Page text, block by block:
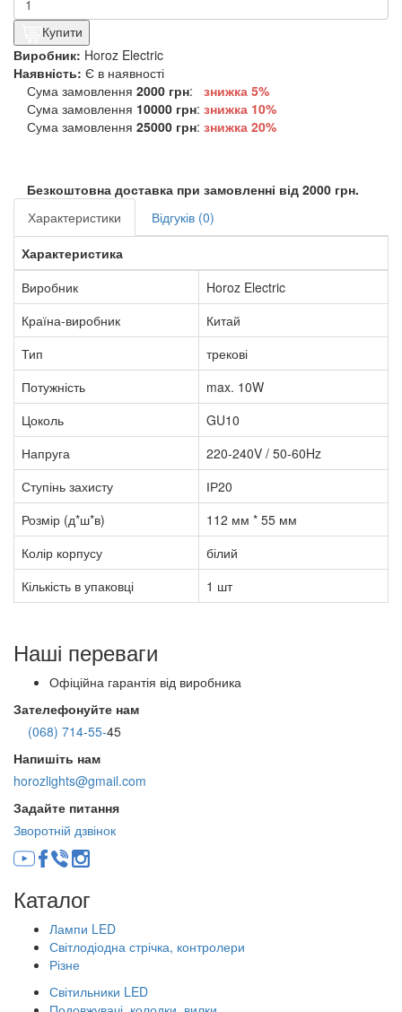
Купити
Виробник: Horoz Electric
Наявність: Є в наявності
Сума замовлення 2000 грн:
знижка 5%
Сума замовлення 10000 грн: знижка 10%
Сума замовлення 25000 грн: знижка 20%
Безкоштовна доставка при замовленні від 2000 грн.
Характеристики
Відгуків (0)
Характеристика
Виробник
Horoz Electric
Країна-виробник
Китай
Тип
трекові
Потужність
max. 10W
Цоколь
GU10
Напруга
220-240V / 50-60Hz
Ступінь захисту
ІР20
Розмір (д*ш*в)
112 мм * 55 мм
Колір корпусу
білий
Кількість в упаковці
1 шт
Наші переваги
Офіційна гарантія від виробника
Зателефонуйте нам
(068) 714-55-45
Напишіть нам
horozlights@gmail.com
Задайте питання
Зворотній дзвінок
Каталог
Лампи LED
Світлодіодна стрічка, контролери
Різне
Світильники LED